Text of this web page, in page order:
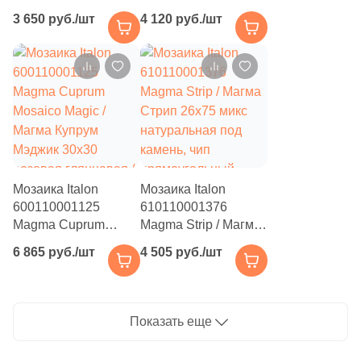
Prism / Магма Айс
Призм 20.5x41.3
бежевая
натуральная под
камень, чип
пятиугольный
3 650 руб./шт
Магма Петрол
Энигма 30x30 микс
матовая / глянцевая
с орнаментом, чип
квадратный
4 120 руб./шт
Мозаика Italon
600110001125
Magma Cuprum
Магма Купрум
6 865 руб./шт
Мозаика Italon
610110001376
Magma Strip / Магма
Стрип 26x75 микс
натуральная под
4 505 руб./шт
Показать еще